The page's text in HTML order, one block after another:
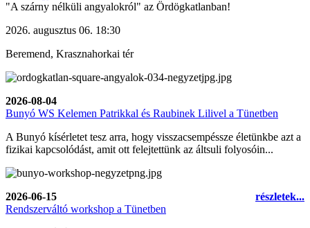
"A szárny nélküli angyalokról" az Ördögkatlanban!
2026. augusztus 06. 18:30
Beremend, Krasznahorkai tér
2026-08-04
Bunyó WS Kelemen Patrikkal és Raubinek Lilivel a Tünetben
A Bunyó kísérletet tesz arra, hogy visszacsempéssze életünkbe azt a
fizikai kapcsolódást, amit ott felejtettünk az áltsuli folyosóin...
2026-06-15
részletek...
Rendszerváltó workshop a Tünetben